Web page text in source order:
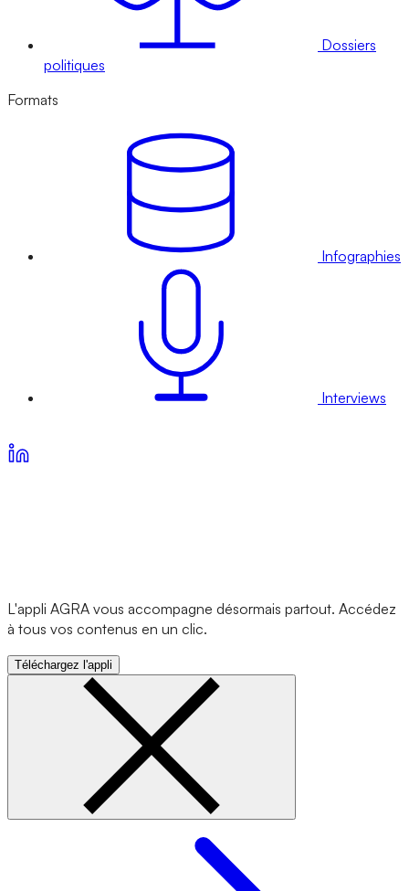
Dossiers
politiques
Formats
Infographies
Interviews
L'appli AGRA vous accompagne désormais partout. Accédez
à tous vos contenus en un clic.
Téléchargez l'appli